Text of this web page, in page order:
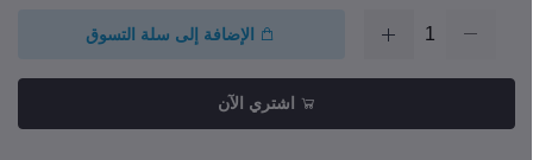
الإضافة إلى سلة التسوق
اشتري الآن